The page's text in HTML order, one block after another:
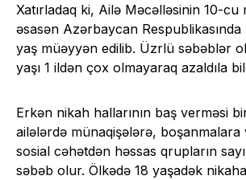
Xatırladaq ki, Ailə Məcəlləsinin 10-cu
əsasən Azərbaycan Respublikasında
yaş müəyyən edilib. Üzrlü səbəblər
yaşı 1 ildən çox olmayaraq azaldıla
Erkən nikah hallarının baş verməsi
ailələrdə münaqişələrə, boşanmalara
sosial cəhətdən həssas qrupların
səbəb olur. Ölkədə 18 yaşadək